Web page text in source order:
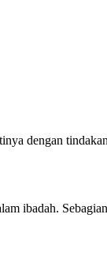
dengan
ibadah.